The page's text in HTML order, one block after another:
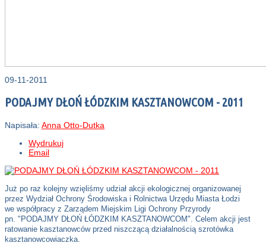
09-11-2011
PODAJMY DŁOŃ ŁÓDZKIM KASZTANOWCOM - 2011
Napisała: Anna Otto-Dutka
Wydrukuj
Email
Już po raz kolejny wzięliśmy udział akcji ekologicznej organizowanej
przez Wydział Ochrony Środowiska i Rolnictwa Urzędu Miasta Łodzi
we współpracy z Zarządem Miejskim Ligi Ochrony Przyrody
pn. "PODAJMY DŁOŃ ŁÓDZKIM KASZTANOWCOM". Celem akcji jest
ratowanie kasztanowców przed niszczącą działalnością szrotówka
kasztanowcowiaczka.